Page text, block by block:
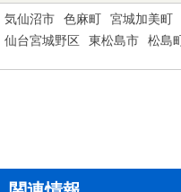
気仙沼市 色麻町 宮城加美町
仙台宮城野区
東松島市 松島